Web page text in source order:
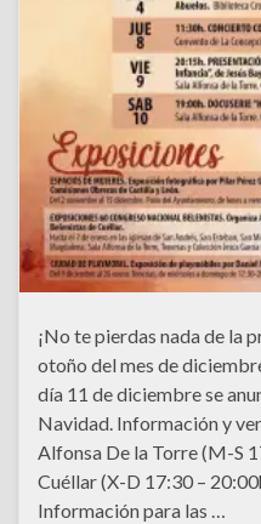
¡No te pierdas nada de la
otoño del mes de
día 11 de diciembre se
Navidad. Información y
Alfonsa De la Torre (M-S
Cuéllar (X-D 17:30 –
Información para las …